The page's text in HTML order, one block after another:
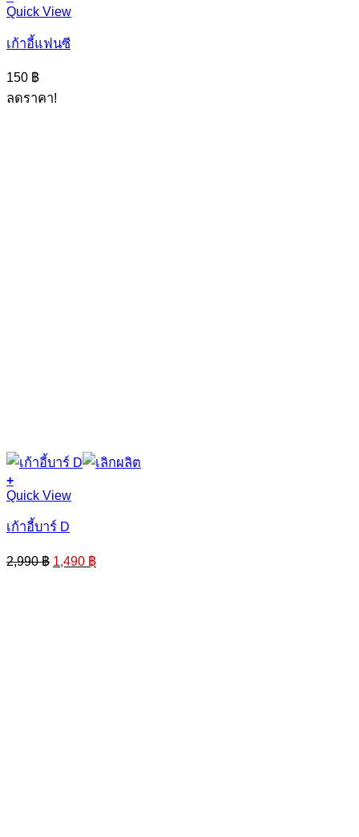
Quick View
เก้าอี้แฟนซี
150 ฿
ลดราคา!
+
Quick View
เก้าอี้บาร์ D
2,990฿ Original
price
1,490 ฿
price